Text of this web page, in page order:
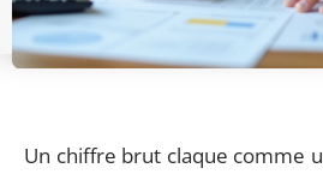
Un chiffre brut claque comme